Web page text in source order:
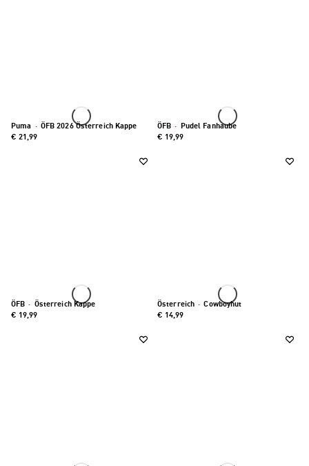
Puma · ÖFB 2026 Österreich Kappe
€ 21,99
ÖFB · Pudel Fanhaube
€ 19,99
ÖFB · Österreich Kappe
€ 19,99
Österreich · Cowboyhut
€ 14,99